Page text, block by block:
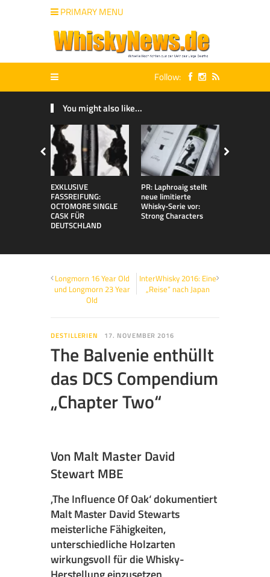
PRIMARY MENU
Follow:
You might also like...
EXKLUSIVE
FASSREIFUNG:
OCTOMORE SINGLE
CASK FÜR
DEUTSCHLAND
PR: Laphroaig stellt
neue limitierte
Whisky-Serie vor:
Strong Characters
Longmorn 16 Year Old
und Longmorn 23 Year
Old
InterWhisky 2016: Eine
„Reise“ nach Japan
DESTILLERIEN 17. NOVEMBER 2016
The Balvenie enthüllt
das DCS Compendium
„Chapter Two“
Von Malt Master David
Stewart MBE
,The Influence Of Oak‘ dokumentiert
Malt Master David Stewarts
meisterliche Fähigkeiten,
unterschiedliche Holzarten
wirkungsvoll für die Whisky-